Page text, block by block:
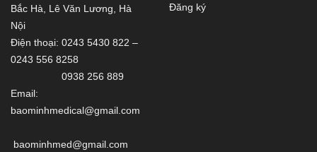
Bắc Hà, Lê Văn Lương, Hà
Nội
Điện thoại: 0243 5430 822 –
0243 556 8258
0938 256 889
Email:
baominhmedical@gmail.com
baominhmed@gmail.com
Đăng ký